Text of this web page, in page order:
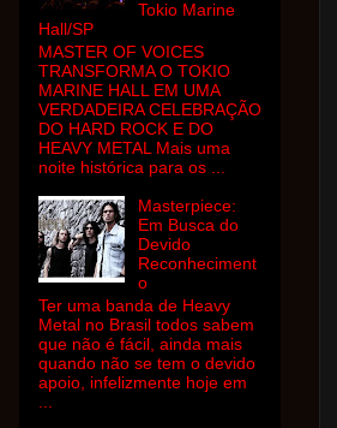
Tokio Marine
Hall/SP
MASTER OF VOICES
TRANSFORMA O TOKIO
MARINE HALL EM UMA
VERDADEIRA CELEBRAÇÃO
DO HARD ROCK E DO
HEAVY METAL Mais uma
noite histórica para os ...
Masterpiece:
Em Busca do
Devido
Reconheciment
o
Ter uma banda de Heavy
Metal no Brasil todos sabem
que não é fácil, ainda mais
quando não se tem o devido
apoio, infelizmente hoje em